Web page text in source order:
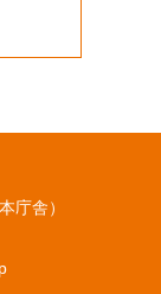
庁舎）